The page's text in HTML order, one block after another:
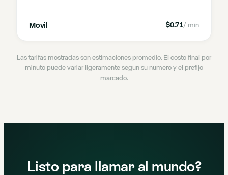
Movil $0.71/ min
Las tarifas mostradas son estimaciones promedio. El costo final por
minuto puede variar ligeramente segun su numero y el prefijo
marcado.
Listo para llamar al mundo?